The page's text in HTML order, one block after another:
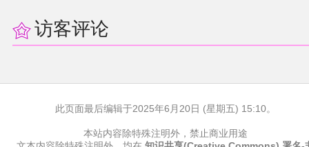
访客评论
此页面最后编辑于2025年6月20日 (星期五) 15:10。
本站内容除特殊注明外，禁止商业用途